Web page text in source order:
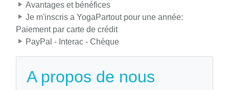
Avantages et bénéfices
Je m'inscris a YogaPartout pour une année:
Paiement par carte de crédit
PayPal - Interac - Chèque
A propos de nous